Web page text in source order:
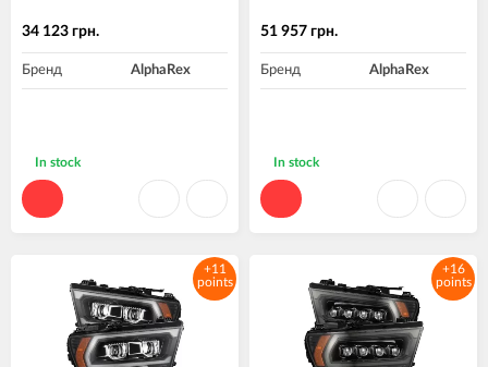
34 123 грн.
Бренд AlphaRex
In stock
51 957 грн.
Бренд AlphaRex
In stock
+11
points
+16
points